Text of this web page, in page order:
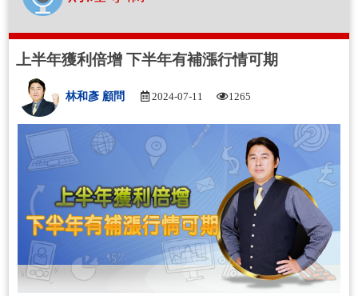
上半年獲利倍增 下半年有補漲行情可期
林和彥 顧問 2024-07-11 1265